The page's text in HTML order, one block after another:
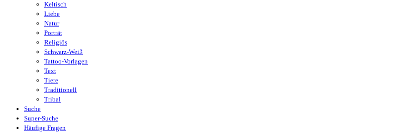
Keltisch
Liebe
Natur
Porträt
Religiös
Schwarz-Weiß
Tattoo-Vorlagen
Text
Tiere
Traditionell
Tribal
Suche
Super-Suche
Häufige Fragen